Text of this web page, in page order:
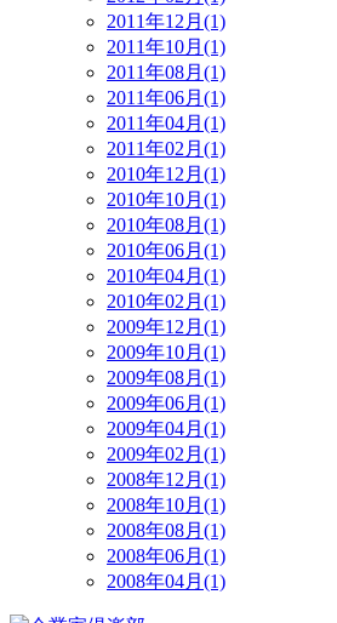
2011年12月(1)
2011年10月(1)
2011年08月(1)
2011年06月(1)
2011年04月(1)
2011年02月(1)
2010年12月(1)
2010年10月(1)
2010年08月(1)
2010年06月(1)
2010年04月(1)
2010年02月(1)
2009年12月(1)
2009年10月(1)
2009年08月(1)
2009年06月(1)
2009年04月(1)
2009年02月(1)
2008年12月(1)
2008年10月(1)
2008年08月(1)
2008年06月(1)
2008年04月(1)